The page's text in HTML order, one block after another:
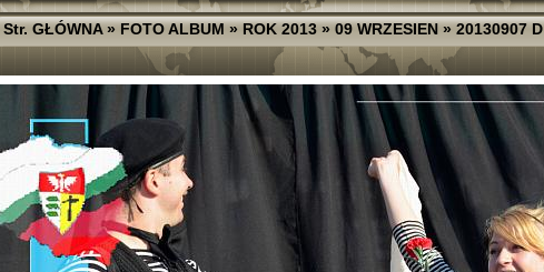
Str. GŁÓWNA»FOTO ALBUM»ROK 2013»09 WRZESIEN»20130907 D